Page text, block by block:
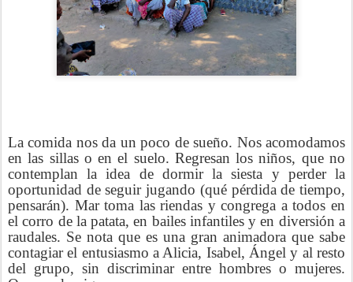
La comida nos da un poco de sueño. Nos acomodamos
en las sillas o en el suelo. Regresan los niños, que no
contemplan la idea de dormir la siesta y perder la
oportunidad de seguir jugando (qué pérdida de tiempo,
pensarán). Mar toma las riendas y congrega a todos en
el corro de la patata, en bailes infantiles y en diversión a
raudales. Se nota que es una gran animadora que sabe
contagiar el entusiasmo a Alicia, Isabel, Ángel y al resto
del grupo, sin discriminar entre hombres o mujeres.